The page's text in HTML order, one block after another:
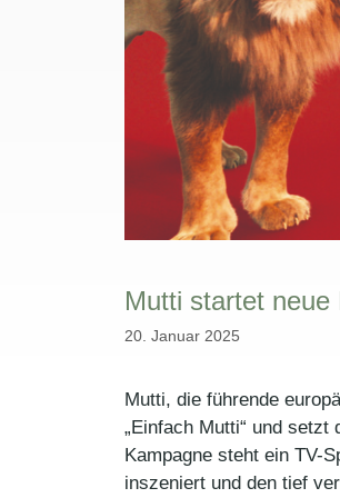
Mutti startet neue
20. Januar 2025
Mutti, die führende
„Einfach Mutti“ und
Kampagne steht ein TV-
inszeniert und den tief